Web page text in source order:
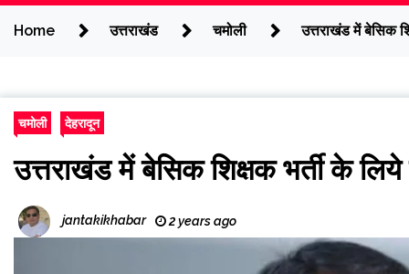
Home उत्तराखंड चमोली उत्तराखंड में बेसिक
चमोली देहरादून
उत्तराखंड में बेसिक शिक्षक भर्ती के लिये
jantakikhabar 2 years ago